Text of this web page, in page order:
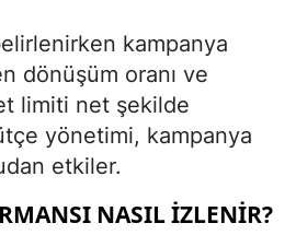
kampanya
dönüşüm oranı ve
limiti net şekilde
yönetimi, kampanya
etkiler.
NASIL İZLENIR?